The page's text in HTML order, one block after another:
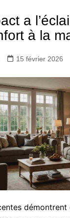
a
à la
15 février 2026
démontrent